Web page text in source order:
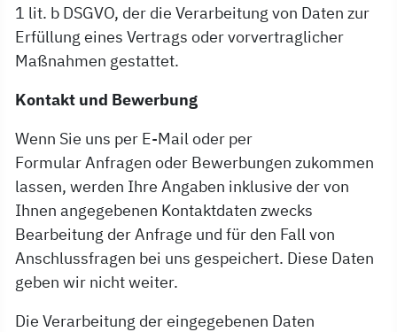
1 lit. b DSGVO, der die Verarbeitung von Daten zur
Erfüllung eines Vertrags oder vorvertraglicher
Maßnahmen gestattet.
Kontakt und Bewerbung
Wenn Sie uns per E-Mail oder per
Formular Anfragen oder Bewerbungen zukommen
lassen, werden Ihre Angaben inklusive der von
Ihnen angegebenen Kontaktdaten zwecks
Bearbeitung der Anfrage und für den Fall von
Anschlussfragen bei uns gespeichert. Diese Daten
geben wir nicht weiter.
Die Verarbeitung der eingegebenen Daten